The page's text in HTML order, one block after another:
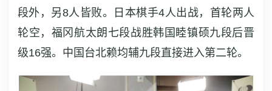
段外，另8人皆败。日本棋手4人出战，首轮两人
轮空，福冈航太朗七段战胜韩国睦镇硕九段后晋
级16强。中国台北赖均辅九段直接进入第二轮。